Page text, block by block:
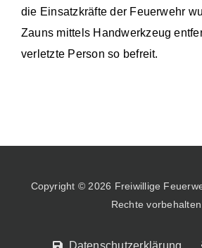
die Einsatzkräfte der Feuerwehr
Zauns mittels Handwerkzeug
verletzte Person so befreit.
Copyright © 2026 Freiwillige
Rechte vorbehalten.
Datenschutzerklärung